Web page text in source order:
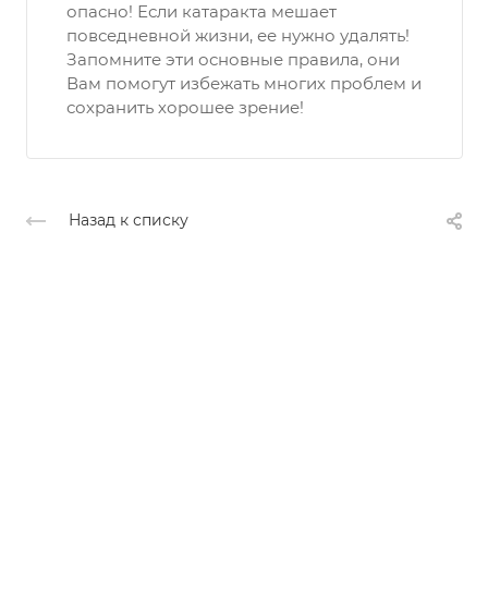
опасно! Если катаракта мешает
повседневной жизни, ее нужно удалять!
Запомните эти основные правила, они
Вам помогут избежать многих проблем и
сохранить хорошее зрение!
Назад к списку